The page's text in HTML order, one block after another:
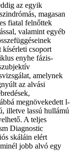
az egyik
magasan
fiatal felnőttek
valamint egyéb
kísérleti csoport
enyhe fázis-
amelynek
az alvási
megnövekedett l-
illetve lassú hullámú
A teljes
Diagnostic
skáláin elért
jobb alvó egy